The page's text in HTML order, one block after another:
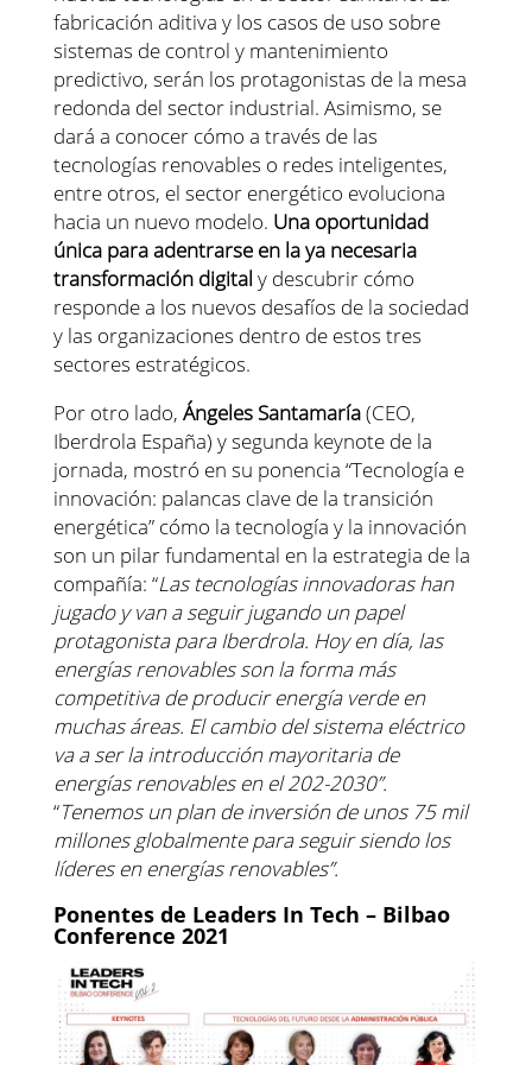
fabricación aditiva y los casos de uso sobre
sistemas de control y mantenimiento
predictivo, serán los protagonistas de la mesa
redonda del sector industrial. Asimismo, se
dará a conocer cómo a través de las
tecnologías renovables o redes inteligentes,
entre otros, el sector energético evoluciona
hacia un nuevo modelo. Una oportunidad
única para adentrarse en la ya necesaria
transformación digital y descubrir cómo
responde a los nuevos desafíos de la sociedad
y las organizaciones dentro de estos tres
sectores estratégicos.
Por otro lado, Ángeles Santamaría(CEO,
Iberdrola España) y segunda keynote de la
jornada, mostró en su ponencia “Tecnología e
innovación: palancas clave de la transición
energética” cómo la tecnología y la innovación
son un pilar fundamental en la estrategia de la
compañía: “Las tecnologías innovadoras han
jugado y van a seguir jugando un papel
protagonista para Iberdrola. Hoy en día, las
energías renovables son la forma más
competitiva de producir energía verde en
muchas áreas. El cambio del sistema eléctrico
va a ser la introducción mayoritaria de
energías renovables en el 202-2030”.
“Tenemos un plan de inversión de unos 75 mil
millones globalmente para seguir siendo los
líderes en energías renovables”.
Ponentes de Leaders In Tech – Bilbao
Conference 2021